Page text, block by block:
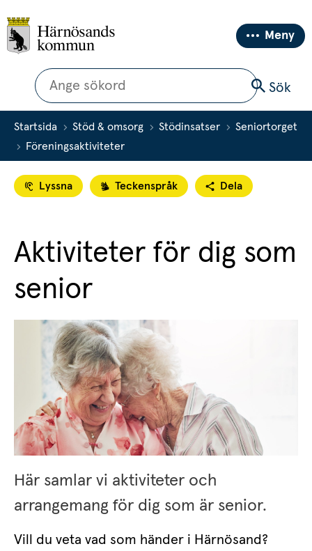
Meny
Sök
Sök
Startsida Stöd & omsorg Stödinsatser
Seniortorget
Föreningsaktiviteter
Lyssna Teckenspråk Dela
Aktiviteter för dig som
senior
Här samlar vi aktiviteter och
arrangemang för dig som är senior.
Vill du veta vad som händer i Härnösand?